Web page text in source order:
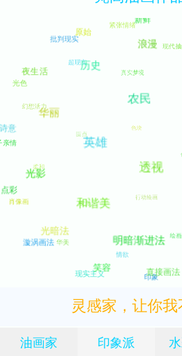
油画家 印象派
灵感家，让你